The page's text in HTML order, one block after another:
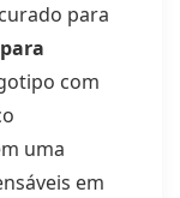
para
com
uma
​​em